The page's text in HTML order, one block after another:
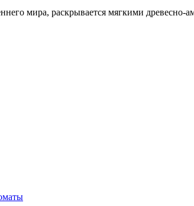
мира, раскрывается мягкими древесно-